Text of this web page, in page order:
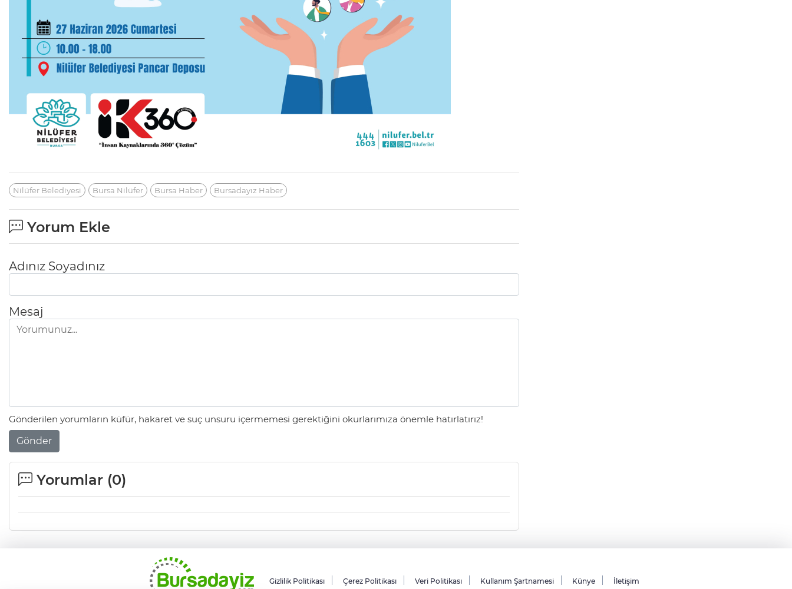
Nilüfer Belediyesi Bursa Nilüfer Bursa Haber Bursadayız Haber
Yorum Ekle
Adınız Soyadınız
Mesaj
Gönderilen yorumların küfür, hakaret ve suç unsuru içermemesi gerektiğini okurlarımıza önemle hatırlatırız!
Gönder
Yorumlar (0)
Gizlilik Politikası Çerez Politikası Veri Politikası Kullanım Şartnamesi Künye İletişim